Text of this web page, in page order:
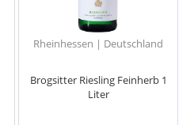
Rheinhessen | Deutschland
Brogsitter Riesling Feinherb 1
Liter